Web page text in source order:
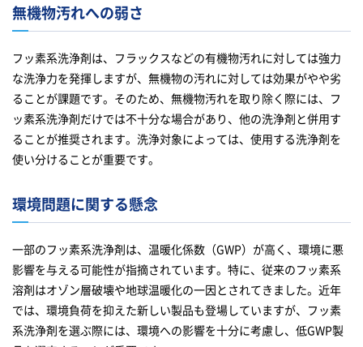
無機物汚れへの弱さ
フッ素系洗浄剤は、フラックスなどの有機物汚れに対しては強力
な洗浄力を発揮しますが、無機物の汚れに対しては効果がやや劣
ることが課題です。そのため、無機物汚れを取り除く際には、フ
ッ素系洗浄剤だけでは不十分な場合があり、他の洗浄剤と併用す
ることが推奨されます。洗浄対象によっては、使用する洗浄剤を
使い分けることが重要です。
環境問題に関する懸念
一部のフッ素系洗浄剤は、温暖化係数（GWP）が高く、環境に悪
影響を与える可能性が指摘されています。特に、従来のフッ素系
溶剤はオゾン層破壊や地球温暖化の一因とされてきました。近年
では、環境負荷を抑えた新しい製品も登場していますが、フッ素
系洗浄剤を選ぶ際には、環境への影響を十分に考慮し、低GWP製